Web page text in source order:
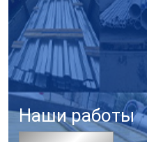
Наши работы